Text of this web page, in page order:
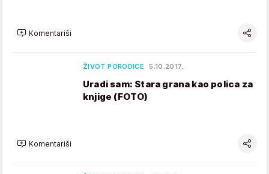
Komentariši
ŽIVOT PORODICE 5.10.2017.
Uradi sam: Stara grana kao polica za
knjige (FOTO)
Komentariši